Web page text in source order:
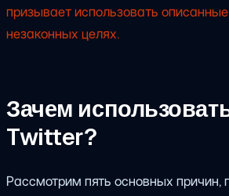
призывает использовать
незаконных целях.
Зачем
Twitter?
Рассмотрим пять основных причин,